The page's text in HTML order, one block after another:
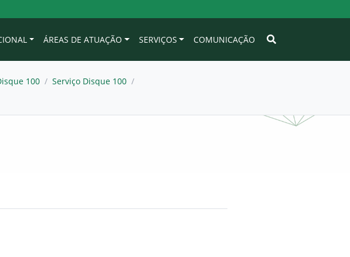
ÁREAS DE ATUAÇÃO SERVIÇOS COMUNICAÇÃO
100 / Serviço Disque 100 /